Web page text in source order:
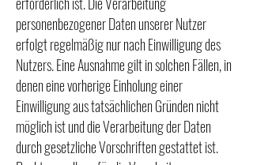
personenbezogener Daten unserer Nutzer
erfolgt regelmäßig nur nach Einwilligung des
Nutzers. Eine Ausnahme gilt in solchen Fällen, in
denen eine vorherige Einholung einer
Einwilligung aus tatsächlichen Gründen nicht
möglich ist und die Verarbeitung der Daten
durch gesetzliche Vorschriften gestattet ist.